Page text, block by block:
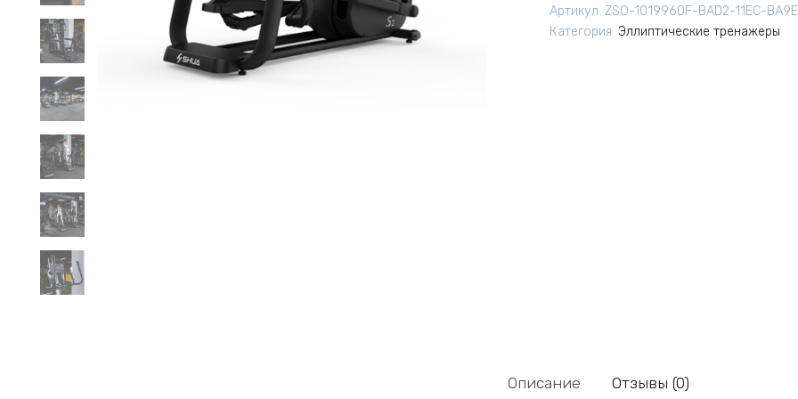
Артикул: ZSO-1019960F-BAD2-11EC-
Категория: Эллиптические тренажеры
Описание Отзывы (0)